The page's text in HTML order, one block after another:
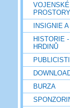
PROSTORY
INSIGNIE
HISTORIE
HRDINŮ
BURZA